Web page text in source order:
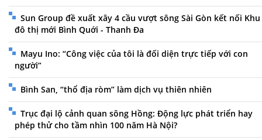
Sun Group đề xuất xây 4 cầu vượt sông Sài Gòn kết nối Khu
đô thị mới Bình Quới - Thanh Đa
Mayu Ino: “Công việc của tôi là đối diện trực tiếp với con
người”
Bình San, “thổ địa ròm” làm dịch vụ thiên nhiên
Trục đại lộ cảnh quan sông Hồng: Động lực phát triển hay
phép thử cho tầm nhìn 100 năm Hà Nội?